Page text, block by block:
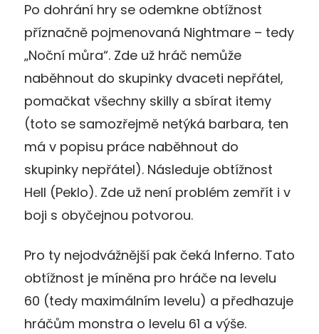
Po dohrání hry se odemkne obtížnost
příznačně pojmenovaná Nightmare – tedy
„Noční můra“. Zde už hráč nemůže
naběhnout do skupinky dvaceti nepřátel,
pomačkat všechny skilly a sbírat itemy
(toto se samozřejmě netýká barbara, ten
má v popisu práce naběhnout do
skupinky nepřátel). Následuje obtížnost
Hell (Peklo). Zde už není problém zemřít i v
boji s obyčejnou potvorou.
Pro ty nejodvážnější pak čeká Inferno. Tato
obtížnost je míněna pro hráče na levelu
60 (tedy maximálním levelu) a předhazuje
hráčům monstra o levelu 61 a výše.